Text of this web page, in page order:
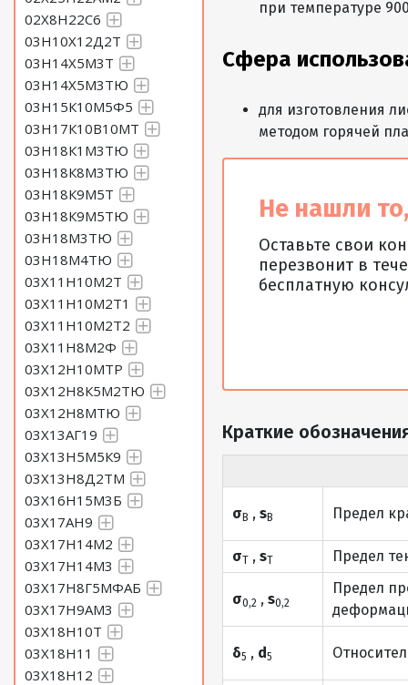
02Х8Н22С6
03Н10Х12Д2Т
03Н14Х5М3Т
03Н14Х5М3ТЮ
03Н15К10М5Ф5
03Н17К10В10МТ
03Н18К1М3ТЮ
03Н18К8М3ТЮ
03Н18К9М5Т
03Н18К9М5ТЮ
03Н18М3ТЮ
03Н18М4ТЮ
03Х11Н10М2Т
03Х11Н10М2Т1
03Х11Н10М2Т2
03Х11Н8М2Ф
03Х12Н10МТР
03Х12Н8К5М2ТЮ
03Х12Н8МТЮ
03Х13АГ19
03Х13Н5М5К9
03Х13Н8Д2ТМ
03Х16Н15М3Б
03Х17АН9
03Х17Н14М2
03Х17Н14М3
03Х17Н8Г5МФАБ
03Х17Н9АМ3
03Х18Н10Т
03Х18Н11
03Х18Н12
при температуре
Сфера
для изготовления
методом горячей
Не нашли
Оставьте свои
перезвонит в
бесплатную
Краткие
σВ ,sВ Предел
σТ ,sТ Предел
σ0,2 ,s0,2
Предел
δ5 , d5